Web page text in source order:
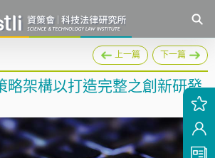
上一篇 下一篇
略架構以打造完整之創新研發